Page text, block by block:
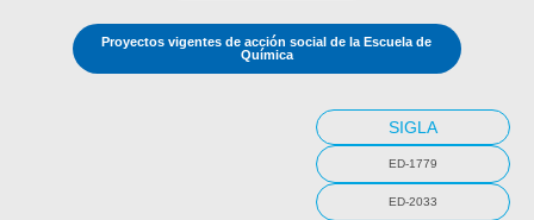
Proyectos vigentes de acción social de la Escuela de
Química
SIGLA
ED-1779
ED-2033